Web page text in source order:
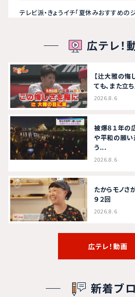
テレビ派・きょうイチ「夏休みおすすめの
われら！シン・呉Tuber「猫のダヤンに会
2026.8.4
テレビ派・沿線遺産「【トンネル編】 其の
更新。
2026.8.3
イベント「超ヴィヴァるコンサート２０２６
2026.8.3
会社概要 プレスリリース「「超ヴィヴァる
2026.8.3
馬場のぶえのひろしま脳トレ「高齢者い
業 健康づくりと社会参加を応援！」を更
広テレ！
【辻大雅の悔
ても、また立
2026.8.6
被爆８１年
や平和の願い
う...
2026.8.6
たからモノさ
９２回
2026.8.6
広テレ！動画
新着ブ